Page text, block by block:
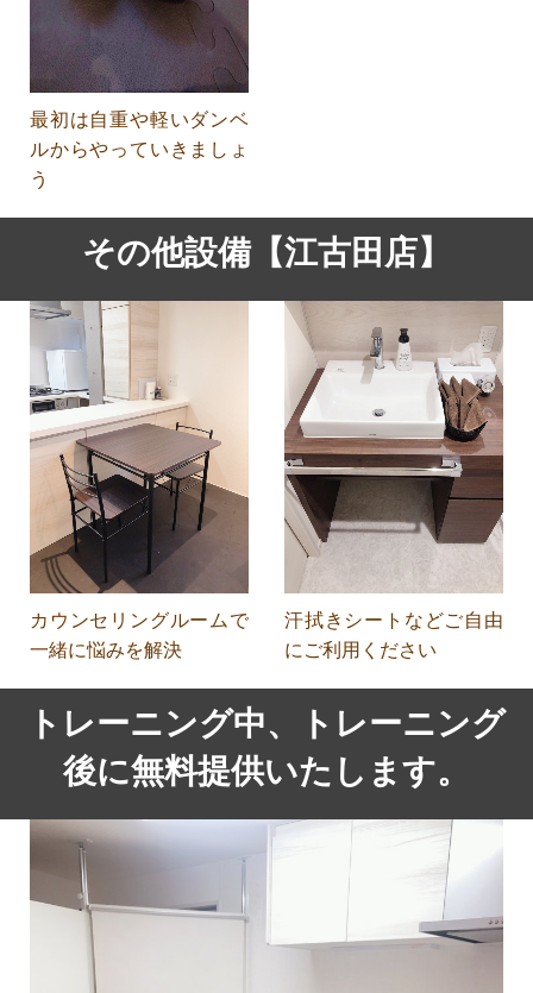
最初は自重や軽いダンベ
ルからやっていきましょ
う
その他設備【江古田店】
カウンセリングルームで
一緒に悩みを解決
汗拭きシートなどご自由
にご利用ください
トレーニング中、トレーニング
後に無料提供いたします。